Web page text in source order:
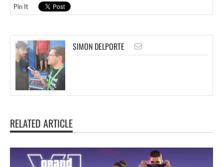
Pin It
SIMON DELPORTE
RELATED ARTICLE